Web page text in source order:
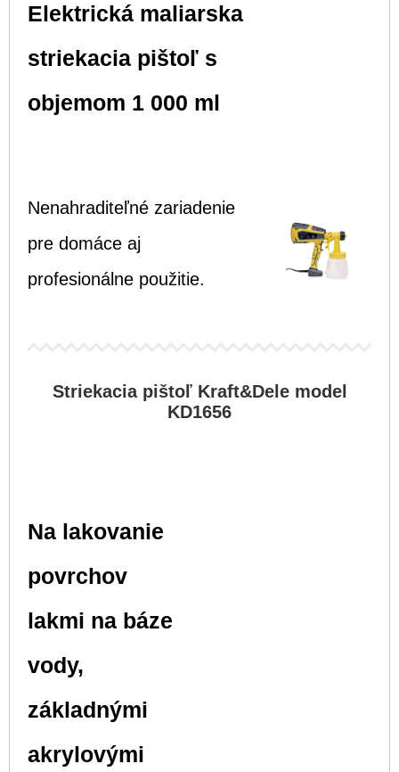
Elektrická maliarska
striekacia pištoľ s
objemom 1 000 ml
Nenahraditeľné zariadenie
pre domáce aj
profesionálne použitie.
Striekacia pištoľ Kraft&Dele model
KD1656
Na lakovanie
povrchov
lakmi na báze
vody,
základnými
akrylovými